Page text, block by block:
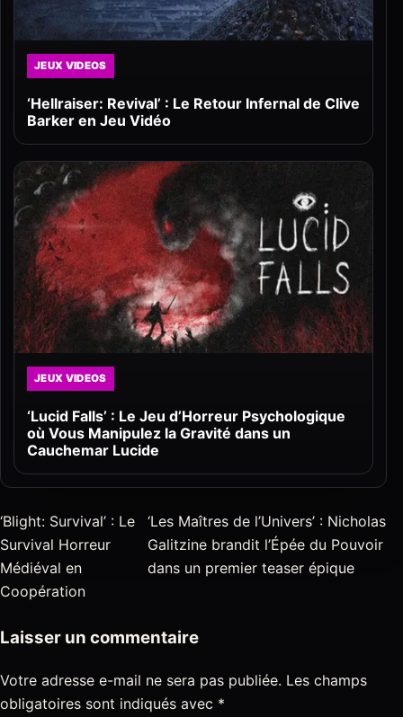
JEUX VIDEOS
‘Hellraiser: Revival’ : Le Retour Infernal de Clive
Barker en Jeu Vidéo
JEUX VIDEOS
‘Lucid Falls’ : Le Jeu d’Horreur Psychologique
où Vous Manipulez la Gravité dans un
Cauchemar Lucide
‘Blight: Survival’ : Le
Survival Horreur
Médiéval en
Coopération
‘Les Maîtres de l’Univers’ : Nicholas
Galitzine brandit l’Épée du Pouvoir
dans un premier teaser épique
Laisser un commentaire
Votre adresse e-mail ne sera pas publiée. Les champs
obligatoires sont indiqués avec *